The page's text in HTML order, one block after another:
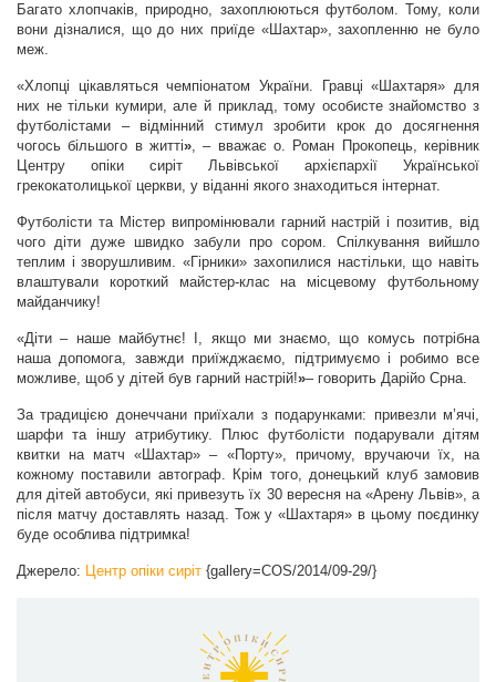
Багато хлопчаків, природно, захоплюються футболом. Тому, коли
вони дізналися, що до них приїде «Шахтар», захопленню не було
меж.
«Хлопці цікавляться чемпіонатом України. Гравці «Шахтаря» для
них не тільки кумири, але й приклад, тому особисте знайомство з
футболістами – відмінний стимул зробити крок до досягнення
чогось більшого в житті», – вважає о. Роман Прокопець, керівник
Центру опіки сиріт Львівської архієпархії Української
грекокатолицької церкви, у віданні якого знаходиться інтернат.
Футболісти та Містер випромінювали гарний настрій і позитив, від
чого діти дуже швидко забули про сором. Спілкування вийшло
теплим і зворушливим. «Гірники» захопилися настільки, що навіть
влаштували короткий майстер-клас на місцевому футбольному
майданчику!
«Діти – наше майбутнє! І, якщо ми знаємо, що комусь потрібна
наша допомога, завжди приїжджаємо, підтримуємо і робимо все
можливе, щоб у дітей був гарний настрій!»– говорить Дарійо Срна.
За традицією донеччани приїхали з подарунками: привезли м’ячі,
шарфи та іншу атрибутику. Плюс футболісти подарували дітям
квитки на матч «Шахтар» – «Порту», причому, вручаючи їх, на
кожному поставили автограф. Крім того, донецький клуб замовив
для дітей автобуси, які привезуть їх 30 вересня на «Арену Львів», а
після матчу доставлять назад. Тож у «Шахтаря» в цьому поєдинку
буде особлива підтримка!
Джерело: Центр опіки сиріт {gallery=COS/2014/09-29/}